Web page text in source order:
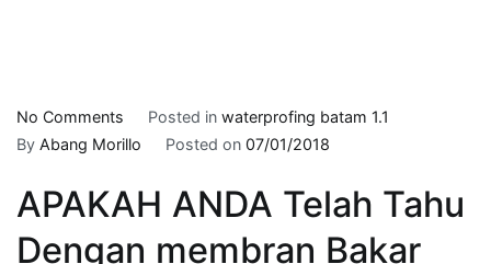
No Comments
pasang
waterproofing
belian
Posted in waterprofing batam 1.1
By Abang Morillo Posted on 07/01/2018
APAKAH ANDA Telah Tahu
Dengan membran Bakar